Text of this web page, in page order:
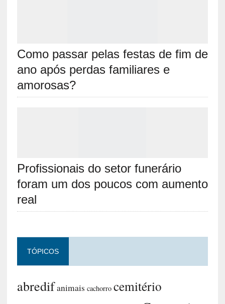
Como passar pelas festas de fim de
ano após perdas familiares e
amorosas?
Profissionais do setor funerário
foram um dos poucos com aumento
real
TÓPICOS
abredifanimais cachorro cemitério